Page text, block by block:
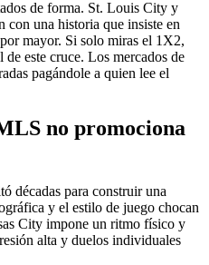
de forma. St. Louis City y
con una historia que insiste en
mayor. Si solo miras el 1X2,
de este cruce. Los mercados de
pagándole a quien lee el
no promociona
décadas para construir una
y el estilo de juego chocan
City impone un ritmo físico y
alta y duelos individuales